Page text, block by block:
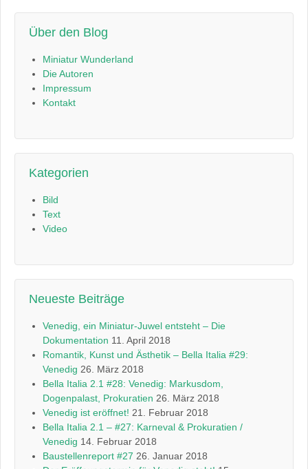
Über den Blog
Miniatur Wunderland
Die Autoren
Impressum
Kontakt
Kategorien
Bild
Text
Video
Neueste Beiträge
Venedig, ein Miniatur-Juwel entsteht – Die
Dokumentation 11. April 2018
Romantik, Kunst und Ästhetik – Bella Italia #29:
Venedig 26. März 2018
Bella Italia 2.1 #28: Venedig: Markusdom,
Dogenpalast, Prokuratien 26. März 2018
Venedig ist eröffnet! 21. Februar 2018
Bella Italia 2.1 – #27: Karneval & Prokuratien /
Venedig 14. Februar 2018
Baustellenreport #27 26. Januar 2018